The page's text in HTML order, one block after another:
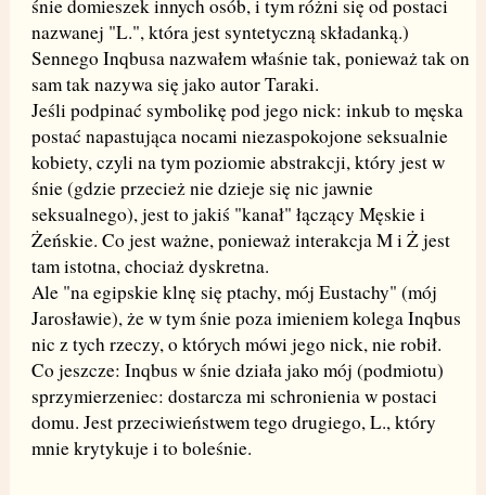
śnie domieszek innych osób, i tym różni się od postaci
nazwanej "L.", która jest syntetyczną składanką.)
Sennego Inqbusa nazwałem właśnie tak, ponieważ tak on
sam tak nazywa się jako autor Taraki.
Jeśli podpinać symbolikę pod jego nick: inkub to męska
postać napastująca nocami niezaspokojone seksualnie
kobiety, czyli na tym poziomie abstrakcji, który jest w
śnie (gdzie przecież nie dzieje się nic jawnie
seksualnego), jest to jakiś "kanał" łączący Męskie i
Żeńskie. Co jest ważne, ponieważ interakcja M i Ż jest
tam istotna, chociaż dyskretna.
Ale "na egipskie klnę się ptachy, mój Eustachy" (mój
Jarosławie), że w tym śnie poza imieniem kolega Inqbus
nic z tych rzeczy, o których mówi jego nick, nie robił.
Co jeszcze: Inqbus w śnie działa jako mój (podmiotu)
sprzymierzeniec: dostarcza mi schronienia w postaci
domu. Jest przeciwieństwem tego drugiego, L., który
mnie krytykuje i to boleśnie.